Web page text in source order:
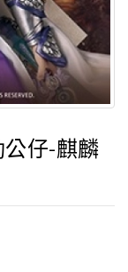
公仔-麒麟